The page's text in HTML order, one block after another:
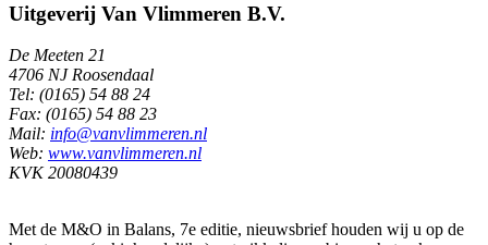
Uitgeverij Van Vlimmeren B.V.
De Meeten 21
4706 NJ Roosendaal
Tel: (0165) 54 88 24
Fax: (0165) 54 88 23
Mail: info@vanvlimmeren.nl
Web: www.vanvlimmeren.nl
KVK 20080439
Met de M&O in Balans, 7e editie, nieuwsbrief houden wij u op de